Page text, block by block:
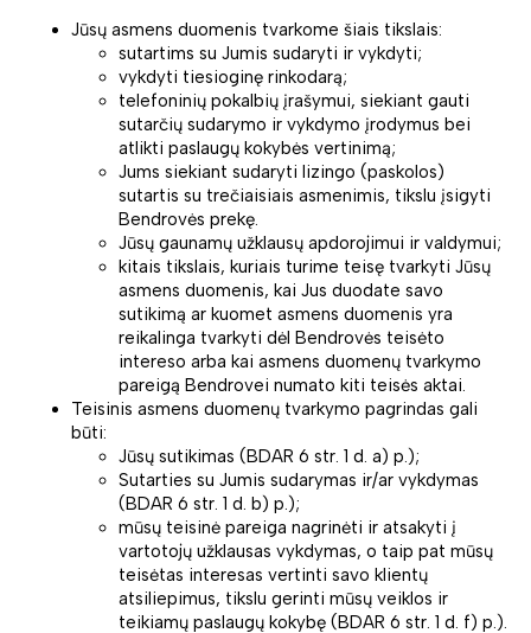
Jūsų asmens duomenis tvarkome šiais tikslais:
sutartims su Jumis sudaryti ir vykdyti;
vykdyti tiesioginę rinkodarą;
telefoninių pokalbių įrašymui, siekiant gauti
sutarčių sudarymo ir vykdymo įrodymus bei
atlikti paslaugų kokybės vertinimą;
Jums siekiant sudaryti lizingo (paskolos)
sutartis su trečiaisiais asmenimis, tikslu įsigyti
Bendrovės prekę.
Jūsų gaunamų užklausų apdorojimui ir valdymui;
kitais tikslais, kuriais turime teisę tvarkyti Jūsų
asmens duomenis, kai Jus duodate savo
sutikimą ar kuomet asmens duomenis yra
reikalinga tvarkyti dėl Bendrovės teisėto
intereso arba kai asmens duomenų tvarkymo
pareigą Bendrovei numato kiti teisės aktai.
Teisinis asmens duomenų tvarkymo pagrindas gali
būti:
Jūsų sutikimas (BDAR 6 str. 1 d. a) p.);
Sutarties su Jumis sudarymas ir/ar vykdymas
(BDAR 6 str. 1 d. b) p.);
mūsų teisinė pareiga nagrinėti ir atsakyti į
vartotojų užklausas vykdymas, o taip pat mūsų
teisėtas interesas vertinti savo klientų
atsiliepimus, tikslu gerinti mūsų veiklos ir
teikiamų paslaugų kokybę (BDAR 6 str. 1 d. f) p.).